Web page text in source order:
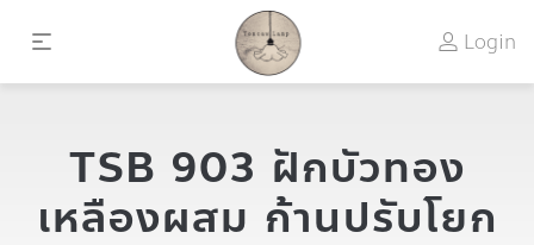
Login
TSB 903 ฝักบัวทอง
เหลืองผสม ก้านปรับโยก